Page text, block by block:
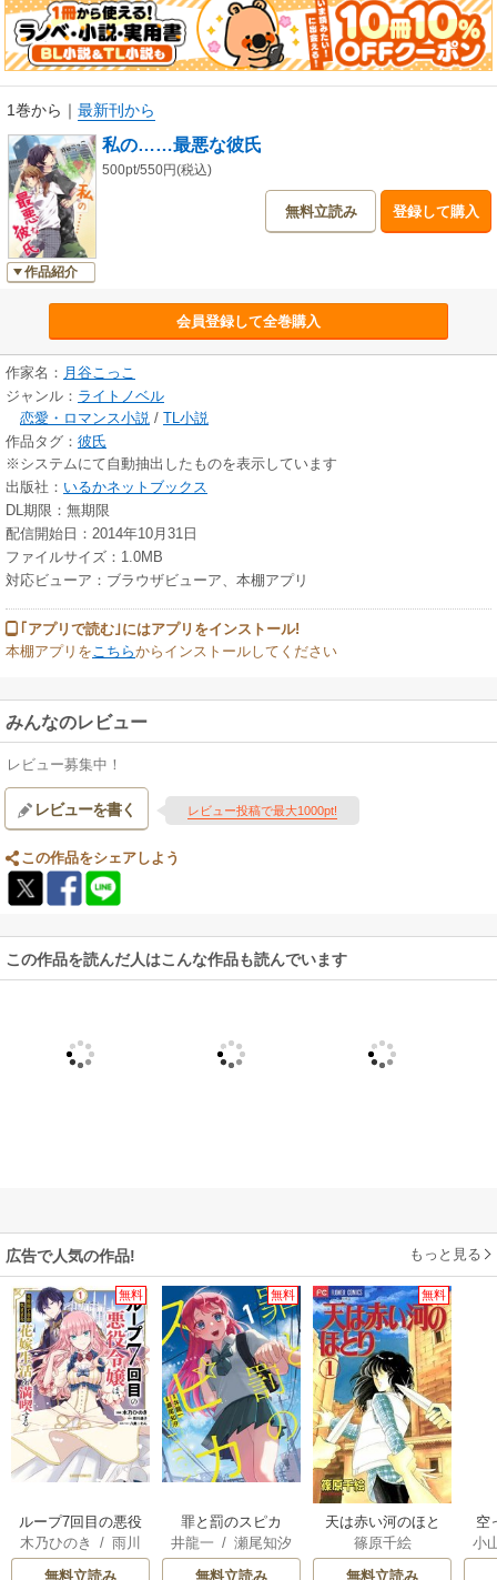
1巻から ｜ 最新刊から
作品紹介
私の……最悪な彼氏
500pt/550円(税込)
無料立読み 登録して購入
会員登録して全巻購入
作家名： 月谷こっこ
ジャンル： ライトノベル
恋愛・ロマンス小説 / TL小説
作品タグ： 彼氏
※システムにて自動抽出したものを表示しています
出版社： いるかネットブックス
DL期限：無期限
配信開始日：2014年10月31日
ファイルサイズ：1.0MB
対応ビューア：ブラウザビューア、本棚アプリ
｢アプリで読む｣にはアプリをインストール!
本棚アプリをこちらからインストールしてください
みんなのレビュー
レビュー募集中！
レビューを書く レビュー投稿で最大1000pt!
この作品をシェアしよう
この作品を読んだ人はこんな作品も読んでいます
広告で人気の作品! もっと見る
無料
ループ7回目の悪役
令嬢は、元敵国で
自由気ままな花嫁
木乃ひのき /雨川
/ 八美☆わん
無料立読み
無料
罪と罰のスピカ
井龍一 /瀬尾知汐
無料立読み
無料
天は赤い河のほと
り
篠原千絵
無料立読み
空
小